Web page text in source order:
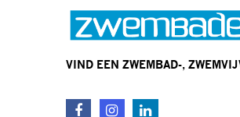
VIND EEN ZWEMBAD-,